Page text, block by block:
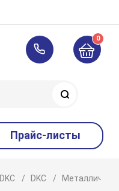
0
Прайс-листы
DKC DKC